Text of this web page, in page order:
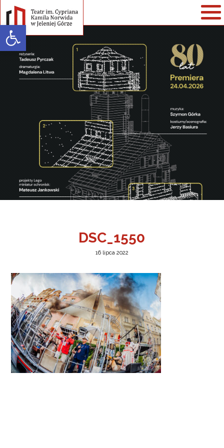
Open toolbar
w Jeleniej Górze
DSC_1550
16 lipca 2022